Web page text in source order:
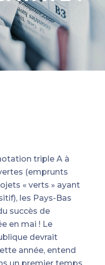
triple A à
(emprunts
« verts » ayant
les Pays-Bas
succès de
en mai ! Le
devrait
année, entend